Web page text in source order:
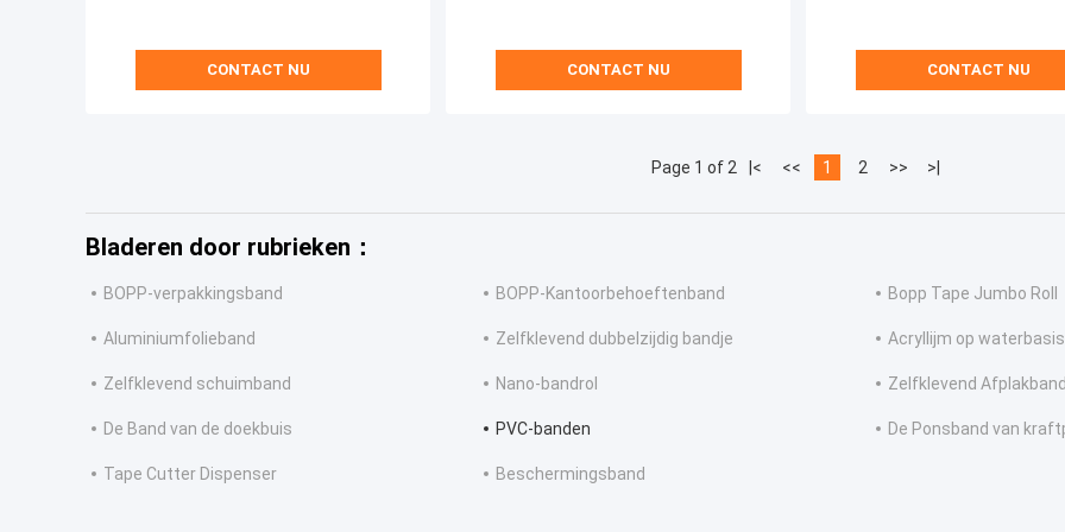
CONTACT NU CONTACT NU CONTACT NU
Page 1 of 2 |< << 1 2 >> >|
Bladeren door rubrieken：
BOPP-verpakkingsband BOPP-Kantoorbehoeftenband Bopp Tape Jumbo Roll
Aluminiumfolieband Zelfklevend dubbelzijdig bandje Acryllijm op waterbasis
Zelfklevend schuimband Nano-bandrol Zelfklevend Afplakband
De Band van de doekbuis PVC-banden De Ponsband van
Tape Cutter Dispenser Beschermingsband